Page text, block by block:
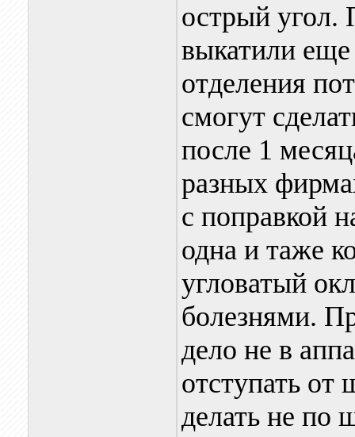
острый угол.
выкатили
отделения
смогут
после 1
разных
с поправкой
одна и таже
угловатый
болезнями.
дело не в
отступать
делать не по